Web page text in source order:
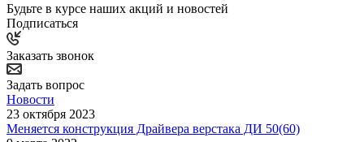
Будьте в курсе наших акций и новостей
Подписаться
Заказать звонок
Задать вопрос
Новости
23 октября 2023
Меняется конструкция Драйвера верстака ДИ 50(60)